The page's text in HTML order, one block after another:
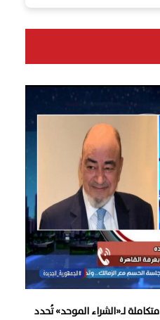
لـ«الشراء الموحد» تُحدد